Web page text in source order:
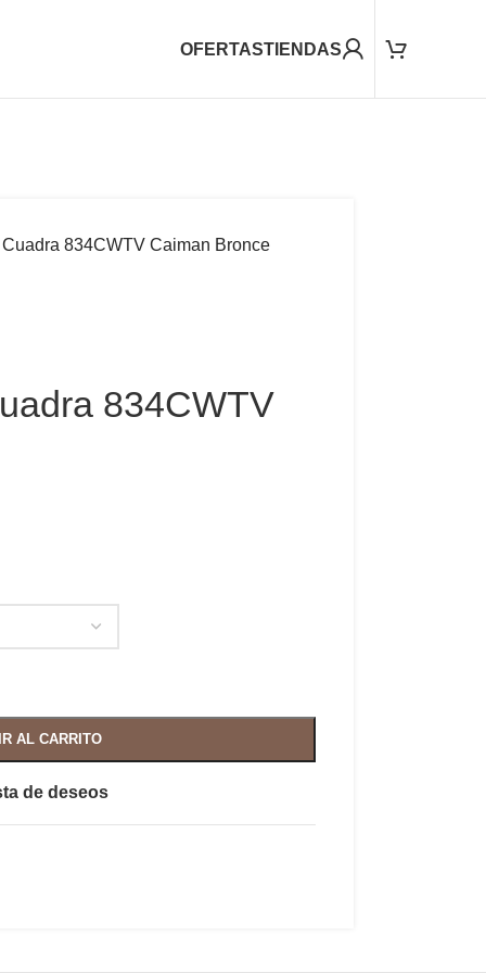
OFERTASTIENDAS
834CWTV Caiman Bronce
834CWTV
AL CARRITO
de deseos